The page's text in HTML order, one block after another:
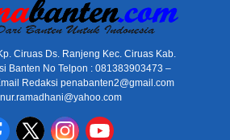
Ciruas Ds. Ranjeng Kec. Ciruas Kab.
Banten No Telpon : 081383903473 –
Redaksi penabanten2@gmail.com